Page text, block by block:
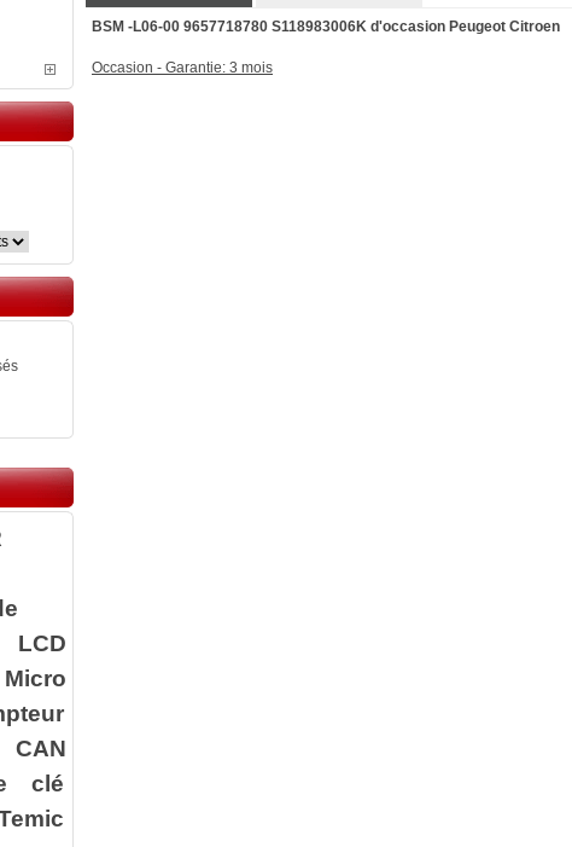
LCD
Micro
CAN
clé
BSM -L06-00 9657718780 S118983006K d'occasion Peugeot Citroen
Occasion - Garantie: 3 mois